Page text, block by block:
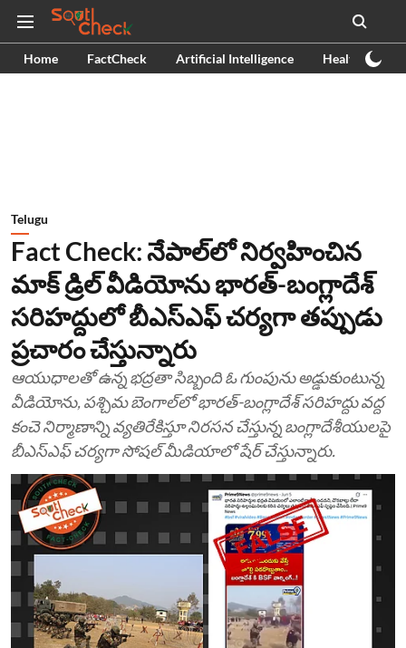
Home FactCheck Artificial Intelligence Health
Telugu
Fact Check: నేపాల్‌లో నిర్వహించిన
మాక్ డ్రిల్ వీడియోను భారత్-బంగ్లాదేశ్
సరిహద్దులో బీఎస్‌ఎఫ్ చర్యగా తప్పుడు
ప్రచారం చేస్తున్నారు
ఆయుధాలతో ఉన్న భద్రతా సిబ్బంది ఓ గుంపును అడ్డుకుంటున్న
వీడియోను, పశ్చిమ బెంగాల్‌లో భారత్-బంగ్లాదేశ్ సరిహద్దు వద్ద
కంచె నిర్మాణాన్ని వ్యతిరేకిస్తూ నిరసన చేస్తున్న బంగ్లాదేశీయులపై
బీఎస్‌ఎఫ్ చర్యగా సోషల్ మీడియాలో షేర్ చేస్తున్నారు.